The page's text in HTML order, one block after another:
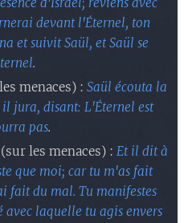
devant l'Éternel, ton
et suivit Saül, et Saül se
.
menaces) : Saül écouta la
jura, disant: L'Éternel est
pas.
(sur les menaces) : Et il dit à
que moi; car tu m'as fait
fait du mal. Tu manifestes
laquelle tu agis envers